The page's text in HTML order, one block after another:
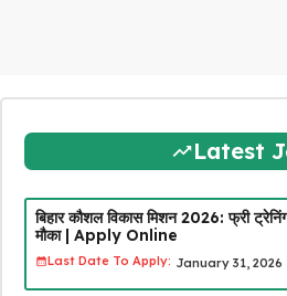
Latest
बिहार कौशल विकास मिशन 2026: फ्री
मौका | Apply Online
Last Date To Apply: January 31, 2026